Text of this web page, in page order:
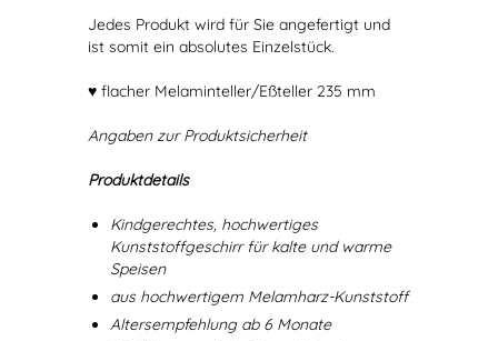
Jedes Produkt wird für Sie angefertigt und
ist somit ein absolutes Einzelstück.
♥ flacher Melaminteller/Eßteller 235 mm
Angaben zur Produktsicherheit
Produktdetails
Kindgerechtes, hochwertiges
Kunststoffgeschirr für kalte und warme
Speisen
aus hochwertigem Melamharz-Kunststoff
Altersempfehlung ab 6 Monate